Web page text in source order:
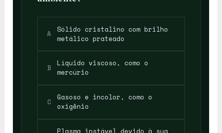
A
Sólido cristalino com brilho
metálico prateado
B
Líquido viscoso, como o
mercúrio
C
Gasoso e incolor, como o
oxigênio